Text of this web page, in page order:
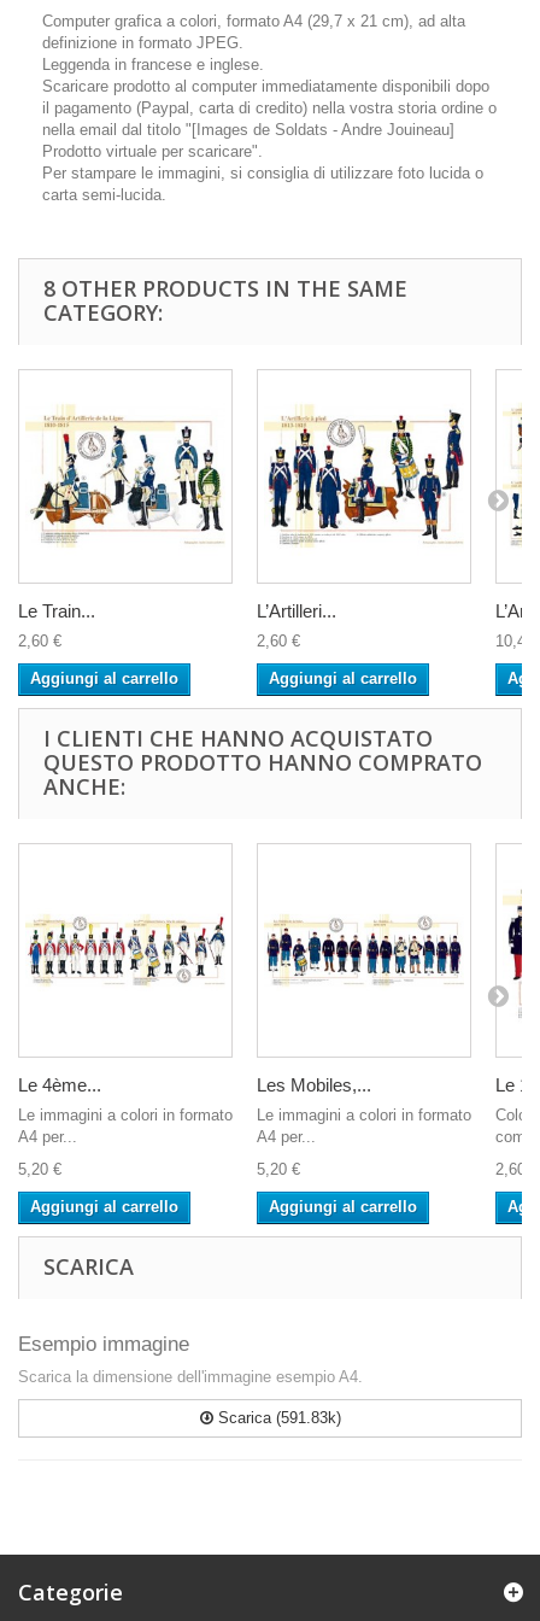
Computer grafica a colori, formato A4 (29,7 x 21 cm), ad alta
definizione in formato JPEG.
Leggenda in francese e inglese.
Scaricare prodotto al computer immediatamente disponibili dopo
il pagamento (Paypal, carta di credito) nella vostra storia ordine o
nella email dal titolo "[Images de Soldats - Andre Jouineau]
Prodotto virtuale per scaricare".
Per stampare le immagini, si consiglia di utilizzare foto lucida o
carta semi-lucida.
8 OTHER PRODUCTS IN THE SAME
CATEGORY:
Le Train...
2,60 €
Aggiungi al carrello
L’Artilleri...
2,60 €
Aggiungi al carrello
10,40
I CLIENTI CHE HANNO ACQUISTATO
QUESTO PRODOTTO HANNO COMPRATO
ANCHE:
Le 4ème...
Le immagini a colori in formato
A4 per...
5,20 €
Aggiungi al carrello
Les Mobiles,...
Le immagini a colori in formato
A4 per...
5,20 €
Aggiungi al carrello
Le
2,60 €
SCARICA
Esempio immagine
Scarica la dimensione dell'immagine esempio A4.
Scarica (591.83k)
Categorie